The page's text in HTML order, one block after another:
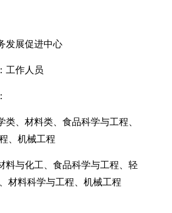
发展促进中心
工作人员
类、材料类、食品科学与工程、
、机械工程
料与化工、食品科学与工程、轻
材料科学与工程、机械工程